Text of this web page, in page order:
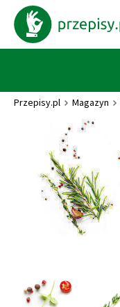
Przepisy.pl Magazyn